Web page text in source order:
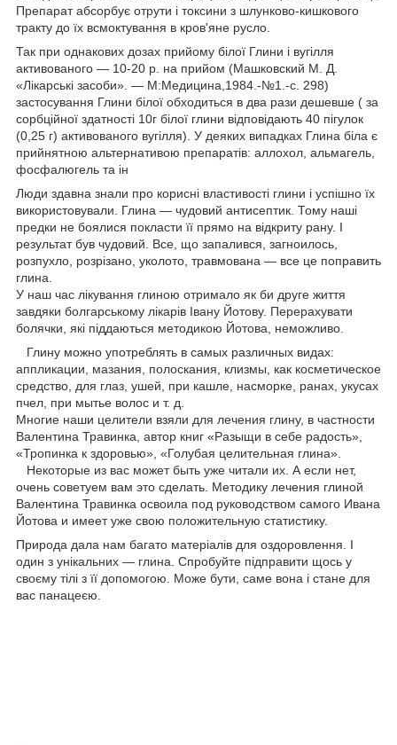
Препарат абсорбує отрути і токсини з шлунково-кишкового
тракту до їх всмоктування в кров'яне русло.
Так при однакових дозах прийому білої Глини і вугілля
активованого — 10-20 р. на прийом (Машковский М. Д.
«Лікарські засоби». — М:Медицина,1984.-№1.-с. 298)
застосування Глини білої обходиться в два рази дешевше ( за
сорбційної здатності 10г білої глини відповідають 40 пігулок
(0,25 г) активованого вугілля). У деяких випадках Глина біла є
прийнятною альтернативою препаратів: аллохол, альмагель,
фосфалюгель та ін
Люди здавна знали про корисні властивості глини і успішно їх
використовували. Глина — чудовий антисептик. Тому наші
предки не боялися покласти її прямо на відкриту рану. І
результат був чудовий. Все, що запалився, загноилось,
розпухло, розрізано, уколото, травмована — все це поправить
глина.
У наш час лікування глиною отримало як би друге життя
завдяки болгарському лікарів Івану Йотову. Перерахувати
болячки, які піддаються методикою Йотова, неможливо.
Глину можно употреблять в самых различных видах:
аппликации, мазания, полоскания, клизмы, как косметическое
средство, для глаз, ушей, при кашле, насморке, ранах, укусах
пчел, при мытье волос и т. д.
Многие наши целители взяли для лечения глину, в частности
Валентина Травинка, автор книг «Разыщи в себе радость»,
«Тропинка к здоровью», «Голубая целительная глина».
Некоторые из вас может быть уже читали их. А если нет,
очень советуем вам это сделать. Методику лечения глиной
Валентина Травинка освоила под руководством самого Ивана
Йотова и имеет уже свою положительную статистику.
Природа дала нам багато матеріалів для оздоровлення. І
один з унікальних — глина. Спробуйте підправити щось у
своєму тілі з її допомогою. Може бути, саме вона і стане для
вас панацеєю.